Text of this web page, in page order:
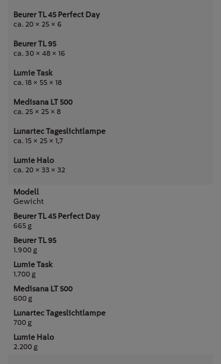
ca. 20 × 25 × 6
ca. 30 × 48 × 16
ca. 18 × 55 × 18
ca. 25 × 25 × 8
ca. 15 × 25 × 1,7
ca. 20 × 33 × 32
Gewicht
665 g
1.900 g
1.700 g
600 g
700 g
2.200 g